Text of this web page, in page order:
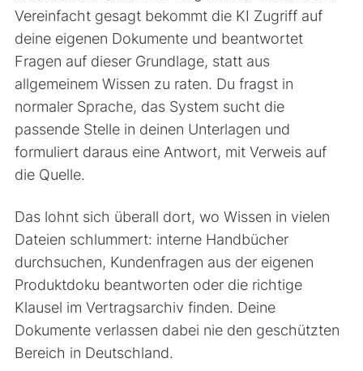
Vereinfacht gesagt bekommt die KI Zugriff auf
deine eigenen Dokumente und beantwortet
Fragen auf dieser Grundlage, statt aus
allgemeinem Wissen zu raten. Du fragst in
normaler Sprache, das System sucht die
passende Stelle in deinen Unterlagen und
formuliert daraus eine Antwort, mit Verweis auf
die Quelle.
Das lohnt sich überall dort, wo Wissen in vielen
Dateien schlummert: interne Handbücher
durchsuchen, Kundenfragen aus der eigenen
Produktdoku beantworten oder die richtige
Klausel im Vertragsarchiv finden. Deine
Dokumente verlassen dabei nie den geschützten
Bereich in Deutschland.